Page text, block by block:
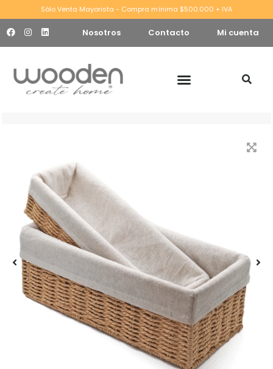
Sólo Venta Mayorista - Compra mínima $500.000 + IVA
Nosotros Contacto Mi cuenta